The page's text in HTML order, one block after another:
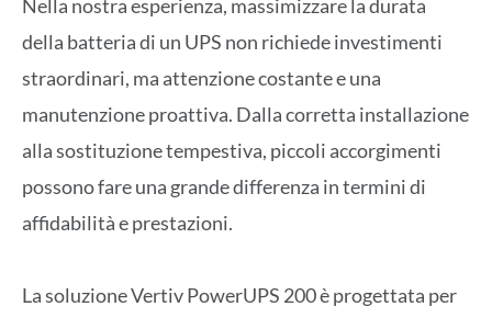
Nella nostra esperienza, massimizzare la durata
della batteria di un UPS non richiede investimenti
straordinari, ma attenzione costante e una
manutenzione proattiva. Dalla corretta installazione
alla sostituzione tempestiva, piccoli accorgimenti
possono fare una grande differenza in termini di
affidabilità e prestazioni.
La soluzione Vertiv PowerUPS 200 è progettata per